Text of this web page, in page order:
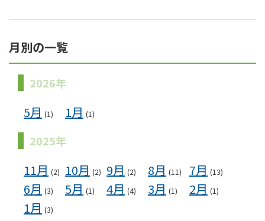
月別の一覧
2026年
5月 (1) 1月 (1)
2025年
11月 (2) 10月 (2) 9月 (2) 8月 (11) 7月 (13)
6月 (3) 5月 (1) 4月 (4) 3月 (1) 2月 (1)
1月 (3)